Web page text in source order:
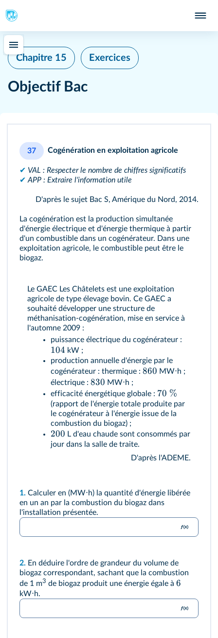
Chapitre 15 Exercices
Objectif Bac
37 Cogénération en exploitation agricole
✔ VAL : Respecter le nombre de chiffres significatifs
✔ APP : Extraire l'information utile
D'après le sujet Bac S, Amérique du Nord, 2014.
La cogénération est la production simultanée
d'énergie électrique et d'énergie thermique à partir
d'un combustible dans un cogénérateur. Dans une
exploitation agricole, le combustible peut être le
biogaz.
Le GAEC Les Châtelets est une exploitation
agricole de type élevage bovin. Ce GAEC a
souhaité développer une structure de
méthanisation-cogénération, mise en service à
l'automne 2009 :
puissance électrique du cogénérateur :
104 kW ;
production annuelle d'énergie par le
cogénérateur : thermique : 860 MW⋅h ;
électrique : 830 MW⋅h ;
efficacité énergétique globale : 70 %
(rapport de l'énergie totale produite par
le cogénérateur à l'énergie issue de la
combustion du biogaz) ;
200 L d'eau chaude sont consommés par
jour dans la salle de traite.
D'après l'ADEME.
1. Calculer en (MW⋅h) la quantité d'énergie libérée
en un an par la combustion du biogaz dans
l'installation présentée.
2. En déduire l'ordre de grandeur du volume de
biogaz correspondant, sachant que la combustion
de 1 m3 de biogaz produit une énergie égale à 6
kW⋅h.